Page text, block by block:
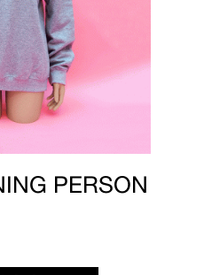
PERSON
Dit